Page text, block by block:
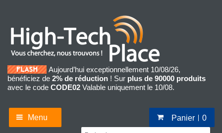
Aujourd’hui exceptionnellement 10/08/26,
bénéficiez de 2% de réduction ! Sur plus de 90000 produits
avec le code CODE02 Valable uniquement le 10/08.
Menu Panier 0